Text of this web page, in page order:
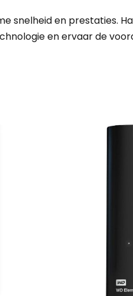
snelheid en prestaties.
en ervaar de